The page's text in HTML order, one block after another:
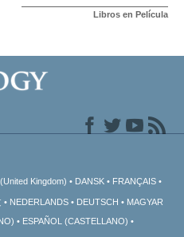
Libros en Película
Kingdom) DANSK FRANÇAIS
NEDERLANDS DEUTSCH
MAGYAR
ESPAÑOL (CASTELLANO)